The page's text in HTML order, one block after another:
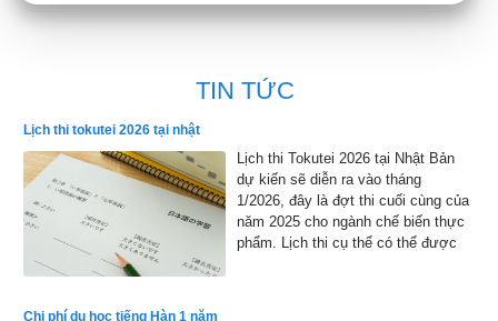
TIN TỨC
Lịch thi tokutei 2026 tại nhật
Lịch thi Tokutei 2026 tại Nhật Bản
dự kiến sẽ diễn ra vào tháng
1/2026, đây là đợt thi cuối cùng của
năm 2025 cho ngành chế biến thực
phẩm. Lịch thi cụ thể có thể được
Chi phí du học tiếng Hàn 1 năm